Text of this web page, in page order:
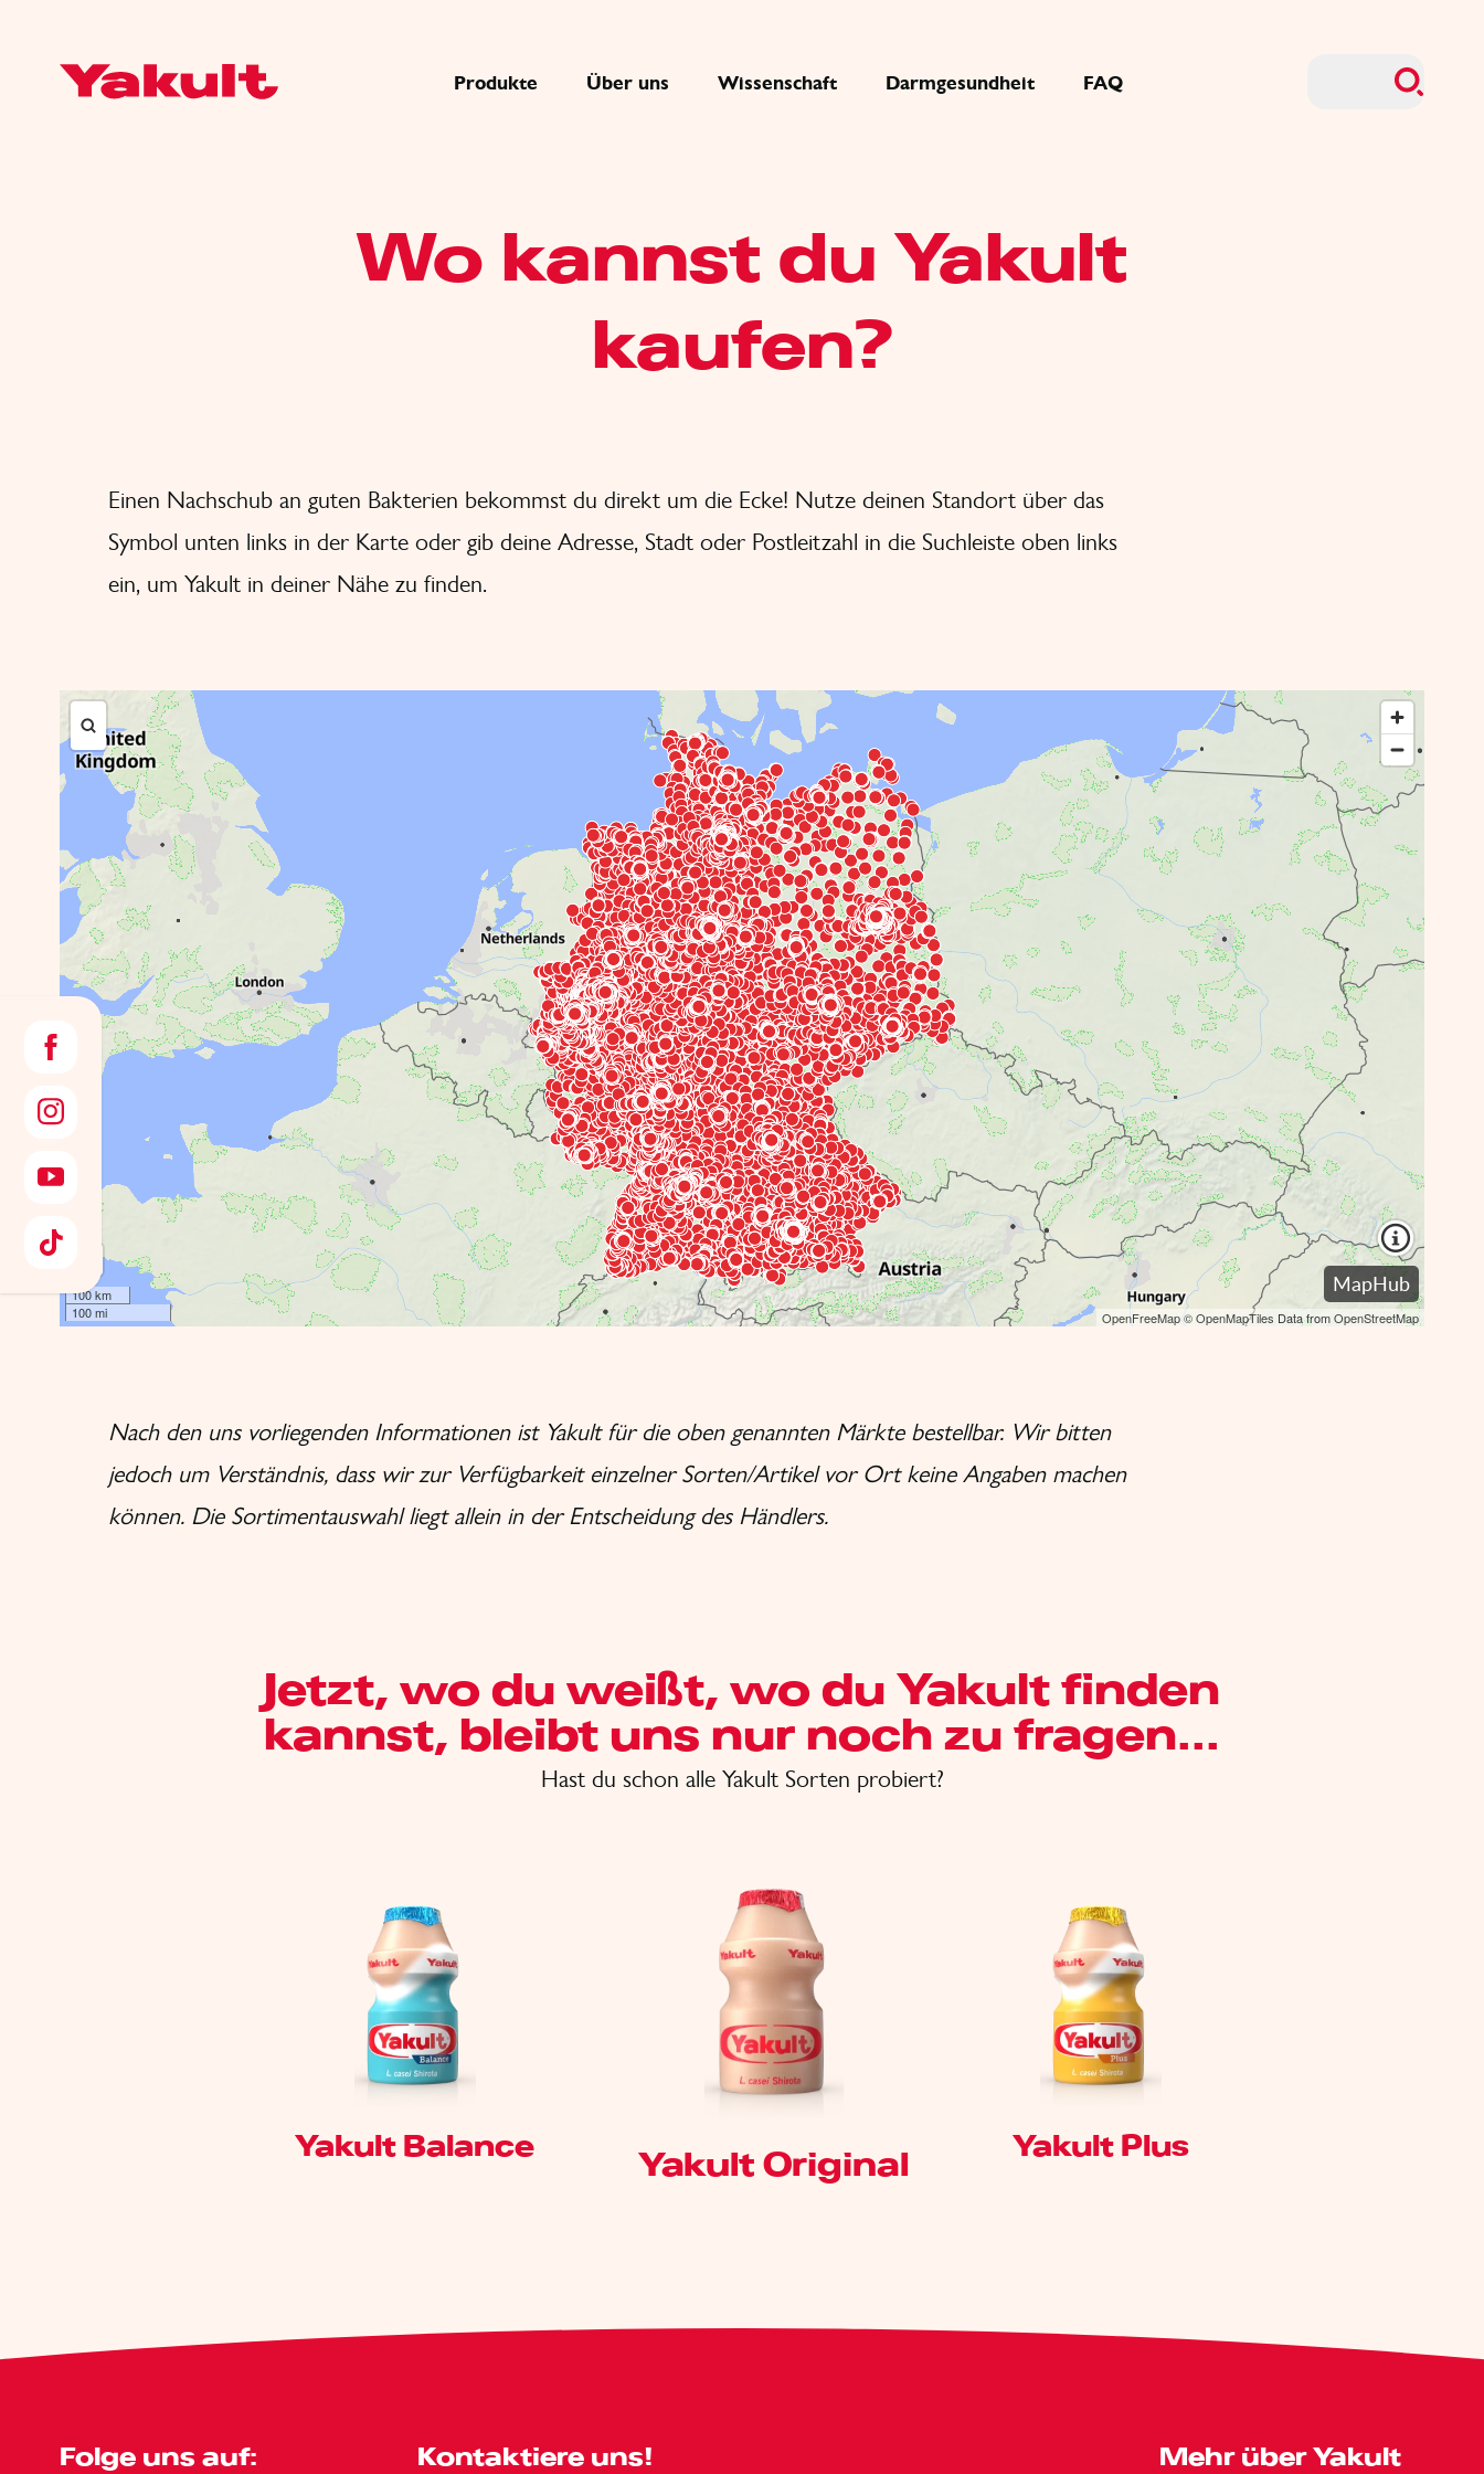
Produkte Über uns Wissenschaft Darmgesundheit FAQ
Wo kannst du Yakult
kaufen?
Einen Nachschub an guten Bakterien bekommst du direkt um die Ecke! Nutze deinen Standort über das
Symbol unten links in der Karte oder gib deine Adresse, Stadt oder Postleitzahl in die Suchleiste oben links
ein, um Yakult in deiner Nähe zu finden.
Nach den uns vorliegenden Informationen ist Yakult für die oben genannten Märkte bestellbar. Wir bitten
jedoch um Verständnis, dass wir zur Verfügbarkeit einzelner Sorten/Artikel vor Ort keine Angaben machen
können. Die Sortimentauswahl liegt allein in der Entscheidung des Händlers.
Jetzt, wo du weißt, wo du Yakult finden
kannst, bleibt uns nur noch zu fragen...
Hast du schon alle Yakult Sorten probiert?
Yakult Balance
Yakult Original
Yakult Plus
Folge uns auf: Mehr über Yakult
Kontaktiere uns!